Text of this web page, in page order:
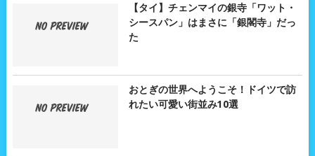
【タイ】チェンマイの銀寺「ワット・
シースパン」はまさに「銀閣寺」だっ
た
おとぎの世界へようこそ！ドイツで訪
れたい可愛い街並み10選